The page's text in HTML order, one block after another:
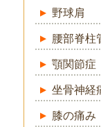
野球肩
腰部脊柱
顎関節症
坐骨神経
膝の痛み